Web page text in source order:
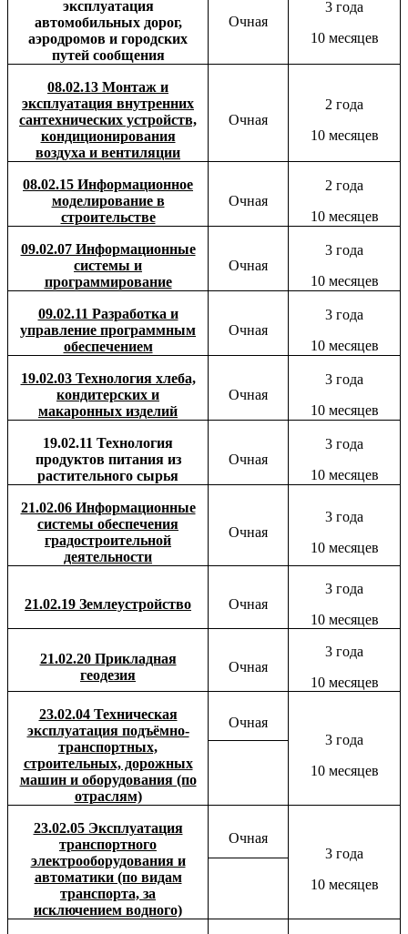
эксплуатация
автомобильных дорог,
аэродромов и городских
путей сообщения
Очная
3 года
10 месяцев
08.02.13 Монтаж и
эксплуатация внутренних
сантехнических устройств,
кондиционирования
воздуха и вентиляции
Очная
2 года
10 месяцев
08.02.15 Информационное
моделирование в
строительстве
Очная
2 года
10 месяцев
09.02.07 Информационные
системы и
программирование
Очная
3 года
10 месяцев
09.02.11 Разработка и
управление программным
обеспечением
Очная
3 года
10 месяцев
19.02.03 Технология хлеба,
кондитерских и
макаронных изделий
Очная
3 года
10 месяцев
19.02.11 Технология
продуктов питания из
растительного сырья
Очная
3 года
10 месяцев
21.02.06 Информационные
системы обеспечения
градостроительной
деятельности
Очная
3 года
10 месяцев
21.02.19 Землеустройство Очная
3 года
10 месяцев
21.02.20 Прикладная
геодезия
Очная
3 года
10 месяцев
23.02.04 Техническая
эксплуатация подъёмно-
транспортных,
строительных, дорожных
машин и оборудования (по
отраслям)
Очная
3 года
10 месяцев
23.02.05 Эксплуатация
транспортного
электрооборудования и
автоматики (по видам
транспорта, за
исключением водного)
Очная
3 года
10 месяцев